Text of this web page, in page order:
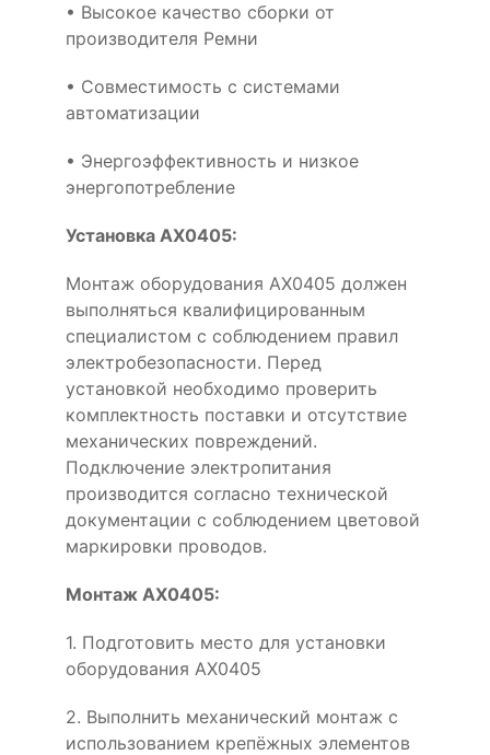
• Высокое качество сборки от
производителя Ремни
• Совместимость с системами
автоматизации
• Энергоэффективность и низкое
энергопотребление
Установка AX0405:
Монтаж оборудования AX0405 должен
выполняться квалифицированным
специалистом с соблюдением правил
электробезопасности. Перед
установкой необходимо проверить
комплектность поставки и отсутствие
механических повреждений.
Подключение электропитания
производится согласно технической
документации с соблюдением цветовой
маркировки проводов.
Монтаж AX0405:
1. Подготовить место для установки
оборудования AX0405
2. Выполнить механический монтаж с
использованием крепёжных элементов